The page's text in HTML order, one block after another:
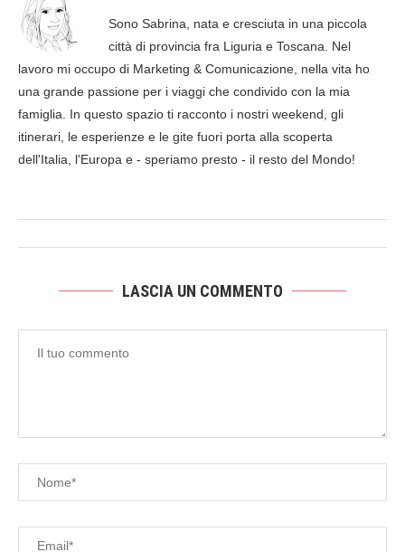
Sono Sabrina, nata e cresciuta in una piccola
città di provincia fra Liguria e Toscana. Nel
lavoro mi occupo di Marketing & Comunicazione, nella vita ho
una grande passione per i viaggi che condivido con la mia
famiglia. In questo spazio ti racconto i nostri weekend, gli
itinerari, le esperienze e le gite fuori porta alla scoperta
dell'Italia, l'Europa e - speriamo presto - il resto del Mondo!
LASCIA UN COMMENTO